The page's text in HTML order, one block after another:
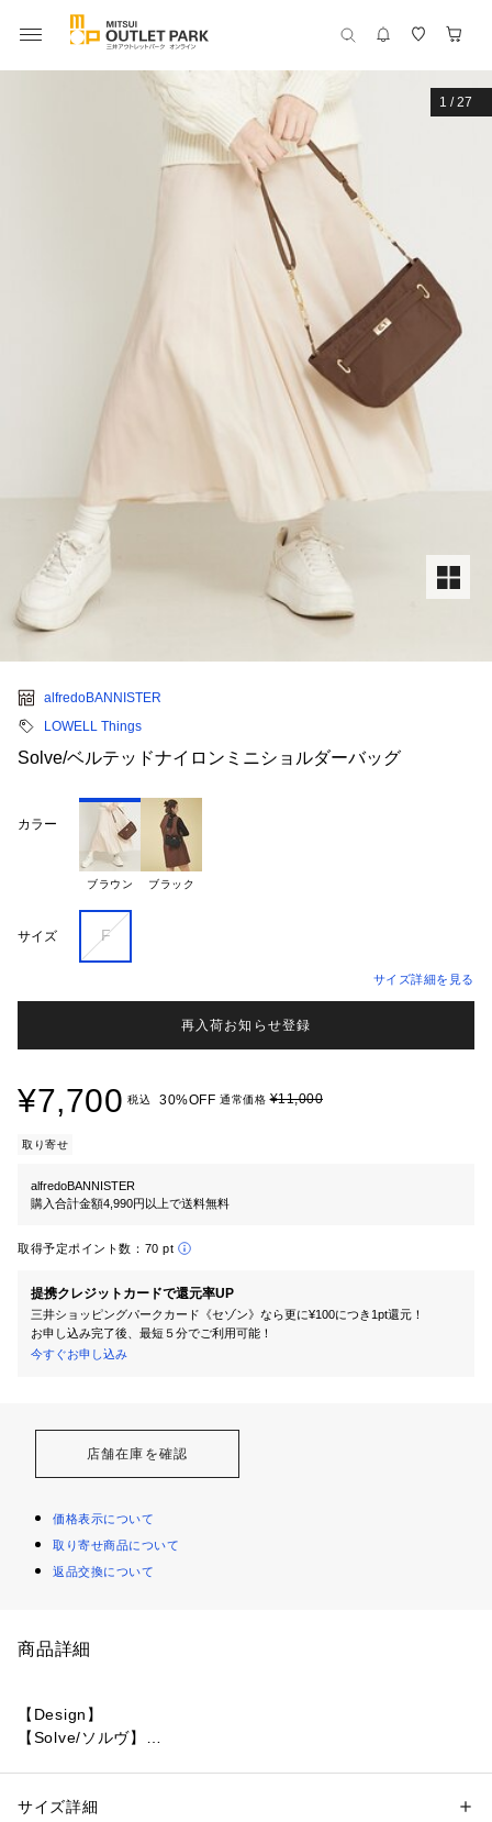
1 /27
alfredoBANNISTER
LOWELL Things
Solve/ベルテッドナイロンミニショルダーバッグ
カラー
ブラウン ブラック
サイズ F
サイズ詳細を見る
再入荷お知らせ登録
¥7,700 税込 30%OFF 通常価格¥11,000
取り寄せ
alfredoBANNISTER
購入合計金額4,990円以上で送料無料
取得予定ポイント数： 70 pt
提携クレジットカードで還元率UP
三井ショッピングパークカード《セゾン》なら更に¥100につき1pt還元！
お申し込み完了後、最短５分でご利用可能！
今すぐお申し込み
店舗在庫を確認
価格表示について
取り寄せ商品について
返品交換について
商品詳細
【Design】
【Solve/ソルヴ】
チェーン部分は取り外し可能なため、付け替えのテープショル
性別：レディース
サイズ詳細